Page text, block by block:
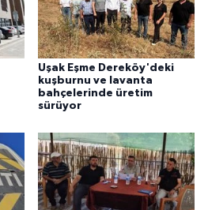
Uşak Eşme Dereköy'deki
kuşburnu ve lavanta
bahçelerinde üretim
sürüyor